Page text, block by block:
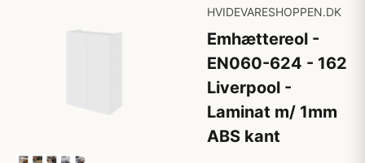
HVIDEVARESHOPPEN.DK
Emhættereol -
EN060-624 - 162
Liverpool -
Laminat m/ 1mm
ABS kant